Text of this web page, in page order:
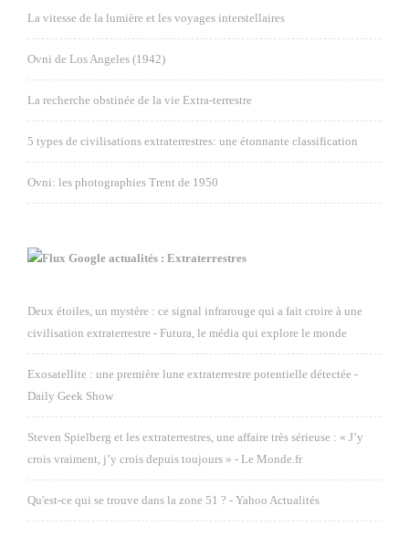
La vitesse de la lumière et les voyages interstellaires
Ovni de Los Angeles (1942)
La recherche obstinée de la vie Extra-terrestre
5 types de civilisations extraterrestres: une étonnante classification
Ovni: les photographies Trent de 1950
Google actualités : Extraterrestres
Deux étoiles, un mystère : ce signal infrarouge qui a fait croire à une
civilisation extraterrestre - Futura, le média qui explore le monde
Exosatellite : une première lune extraterrestre potentielle détectée -
Daily Geek Show
Steven Spielberg et les extraterrestres, une affaire très sérieuse : « J’y
crois vraiment, j’y crois depuis toujours » - Le Monde.fr
Qu'est-ce qui se trouve dans la zone 51 ? - Yahoo Actualités